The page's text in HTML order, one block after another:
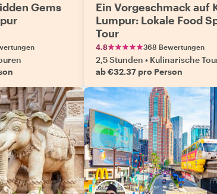
Gems
Ein Vorgeschmack auf
Lumpur: Lokale Food
Tour
4.8 368 Bewertungen
2,5 Stunden • Kulinarische
ab €32.37 pro Person